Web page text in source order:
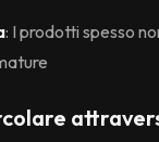
: I prodotti spesso